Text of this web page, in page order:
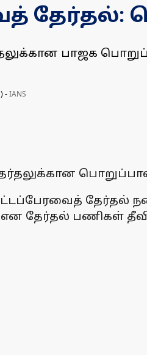
தேர்தல்:
பாஜக
-IANS
தேர்தல்
தேர்தல் பணிகள்